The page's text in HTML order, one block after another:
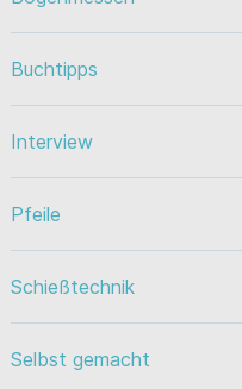
Buchtipps
Interview
Pfeile
Schießtechnik
Selbst gemacht